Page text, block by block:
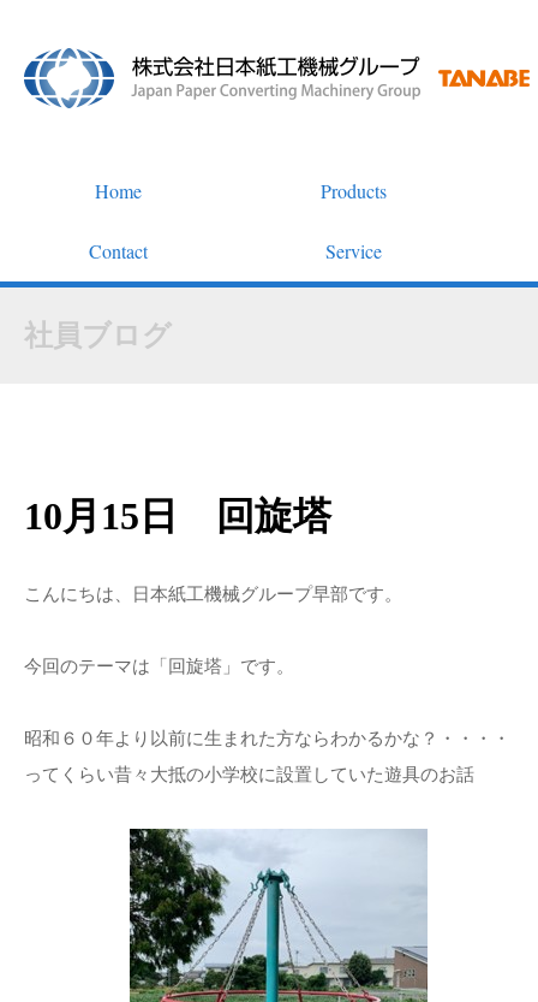
Home Products
Contact Service
社員ブログ
10月15日 回旋塔
こんにちは、日本紙工機械グループ早部です。
今回のテーマは「回旋塔」です。
昭和６０年より以前に生まれた方ならわかるかな？・・・・
ってくらい昔々大抵の小学校に設置していた遊具のお話